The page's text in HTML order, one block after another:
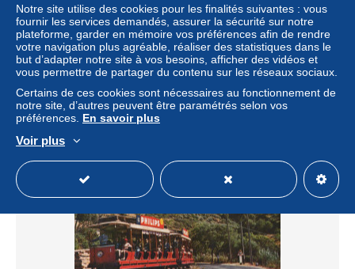
Portugal Lisboa Praça Dos Restauradores E Avenida Da
Liberdade Oblitera #SAP900
± 17,27 $US
Statut Particulier
Notre site utilise des cookies pour les finalités suivantes : vous
fournir les services demandés, assurer la sécurité sur notre
plateforme, garder en mémoire vos préférences afin de rendre
votre navigation plus agréable, réaliser des statistiques dans le
but d’adapter notre site à vos besoins, afficher des vidéos et
vous permettre de partager du contenu sur les réseaux sociaux.
Certains de ces cookies sont nécessaires au fonctionnement de
notre site, d’autres peuvent être paramétrés selon vos
préférences. En savoir plus
Voir plus